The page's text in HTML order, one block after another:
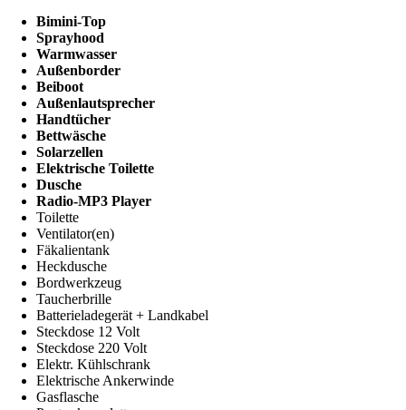
Bimini-Top
Sprayhood
Warmwasser
Außenborder
Beiboot
Außenlautsprecher
Handtücher
Bettwäsche
Solarzellen
Elektrische Toilette
Dusche
Radio-MP3 Player
Toilette
Ventilator(en)
Fäkalientank
Heckdusche
Bordwerkzeug
Taucherbrille
Batterieladegerät + Landkabel
Steckdose 12 Volt
Steckdose 220 Volt
Elektr. Kühlschrank
Elektrische Ankerwinde
Gasflasche